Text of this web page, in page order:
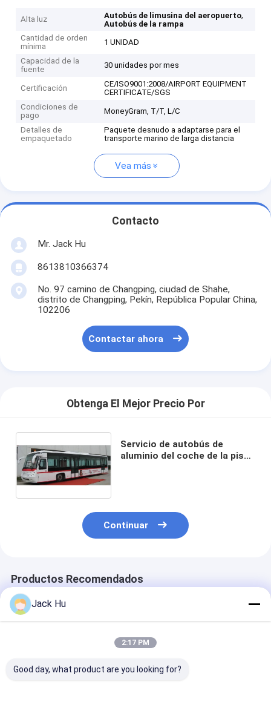
Alta luz Autobús de limusina del aeropuerto,
Autobús de la rampa
Cantidad de orden
mínima
1 UNIDAD
Capacidad de la
fuente
30 unidades por mes
Certificación
CE/ISO9001:2008/AIRPORT EQUIPMENT
CERTIFICATE/SGS
Condiciones de
pago
MoneyGram, T/T, L/C
Detalles de
empaquetado
Paquete desnudo a adaptarse para el
transporte marino de larga distancia
Vea más
Contacto
Mr. Jack Hu
8613810366374
No. 97 camino de Changping, ciudad de Shahe,
distrito de Changping, Pekín, República Popular China,
102206
Contactar ahora
Obtenga El Mejor Precio Por
Servicio de autobús de
aluminio del coche de la pista
Continuar
Productos Recomendados
Jack Hu
2:17 PM
Good day, what product are you looking for?